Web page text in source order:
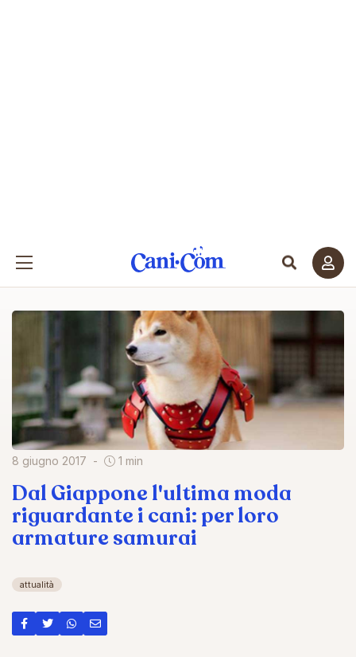
8 giugno 2017 1 min
Dal Giappone l'ultima moda
riguardante i cani: per loro
armature samurai
attualità